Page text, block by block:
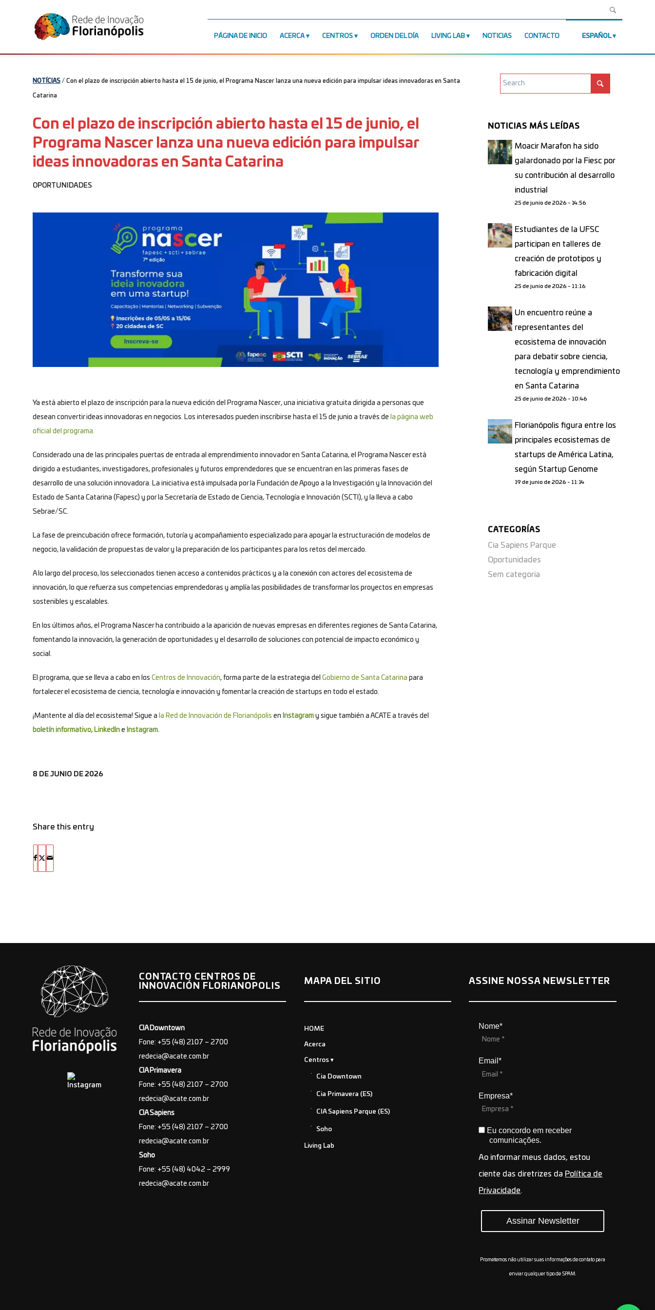
PÁGINA DE INICIO ACERCA CENTROS ORDEN DEL DÍA LIVING LAB NOTICIAS CONTACTO ESPAÑOL
NOTÍCIAS / Con el plazo de inscripción abierto hasta el 15 de junio, el Programa Nascer lanza una nueva edición para impulsar ideas innovadoras en Santa
Catarina
Con el plazo de inscripción abierto hasta el 15 de junio, el
Programa Nascer lanza una nueva edición para impulsar
ideas innovadoras en Santa Catarina
OPORTUNIDADES
Ya está abierto el plazo de inscripción para la nueva edición del Programa Nascer, una iniciativa gratuita dirigida a personas que
desean convertir ideas innovadoras en negocios. Los interesados pueden inscribirse hasta el 15 de junio a través de la página web
oficial del programa.
Considerado una de las principales puertas de entrada al emprendimiento innovador en Santa Catarina, el Programa Nascer está
dirigido a estudiantes, investigadores, profesionales y futuros emprendedores que se encuentran en las primeras fases de
desarrollo de una solución innovadora. La iniciativa está impulsada por la Fundación de Apoyo a la Investigación y la Innovación del
Estado de Santa Catarina (Fapesc) y por la Secretaría de Estado de Ciencia, Tecnología e Innovación (SCTI), y la lleva a cabo
Sebrae/SC.
La fase de preincubación ofrece formación, tutoría y acompañamiento especializado para apoyar la estructuración de modelos de
negocio, la validación de propuestas de valor y la preparación de los participantes para los retos del mercado.
A lo largo del proceso, los seleccionados tienen acceso a contenidos prácticos y a la conexión con actores del ecosistema de
innovación, lo que refuerza sus competencias emprendedoras y amplía las posibilidades de transformar los proyectos en empresas
sostenibles y escalables.
En los últimos años, el Programa Nascer ha contribuido a la aparición de nuevas empresas en diferentes regiones de Santa Catarina,
fomentando la innovación, la generación de oportunidades y el desarrollo de soluciones con potencial de impacto económico y
social.
El programa, que se lleva a cabo en los Centros de Innovación, forma parte de la estrategia del Gobierno de Santa Catarina para
fortalecer el ecosistema de ciencia, tecnología e innovación y fomentar la creación de startups en todo el estado.
¡Mantente al día del ecosistema! Sigue a la Red de Innovación de Florianópolis en Instagram y sigue también a ACATE a través del
boletín informativo, LinkedIn e Instagram.
8 DE JUNIO DE 2026
Share this entry
NOTICIAS MÁS LEÍDAS
Moacir Marafon ha sido
galardonado por la Fiesc por
su contribución al desarrollo
industrial
25 de junio de 2026 - 14:56
Estudiantes de la UFSC
participan en talleres de
creación de prototipos y
fabricación digital
25 de junio de 2026 - 11:16
Un encuentro reúne a
representantes del
ecosistema de innovación
para debatir sobre ciencia,
tecnología y emprendimiento
en Santa Catarina
25 de junio de 2026 - 10:46
Florianópolis figura entre los
principales ecosistemas de
startups de América Latina,
según Startup Genome
19 de junio de 2026 - 11:14
CATEGORÍAS
Cia Sapiens Parque
Oportunidades
Sem categoria
CONTACTO CENTROS DE
INNOVACIÓN FLORIANOPOLIS
CIA Downtown
Fone: +55 (48) 2107 – 2700
redecia@acate.com.br
CIA Primavera
Fone: +55 (48) 2107 – 2700
redecia@acate.com.br
CIA Sapiens
Fone: +55 (48) 2107 – 2700
redecia@acate.com.br
Soho
Fone: +55 (48) 4042 – 2999
redecia@acate.com.br
MAPA DEL SITIO
HOME
Acerca
Centros
Cia Downtown
Cia Primavera (ES)
CIA Sapiens Parque (ES)
Soho
Living Lab
ASSINE NOSSA NEWSLETTER
Nome*
Email*
Empresa*
Eu concordo em receber
comunicações.
Ao informar meus dados, estou
ciente das diretrizes da Política de
Privacidade.
Assinar Newsletter
Prometemos não utilizar suas informações de contato para
enviar qualquer tipo de SPAM.